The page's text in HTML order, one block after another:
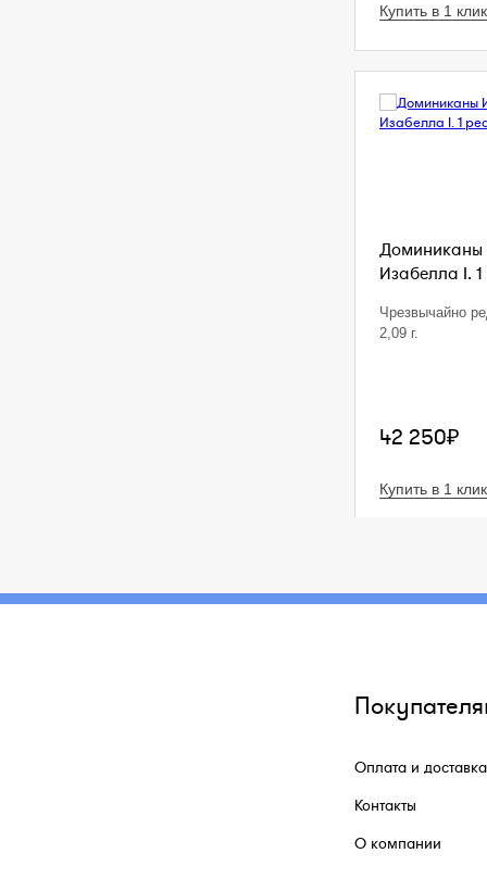
Купить в 1 клик
Доминиканы
Изабелла I. 1
Чрезвычайно
2,09 г.
42 250₽
Купить в 1 клик
Оплата и доставка
Контакты
О компании